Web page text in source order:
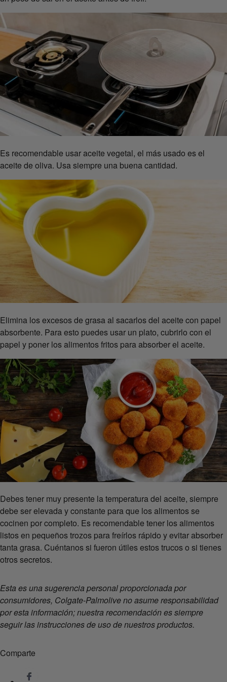
Es recomendable usar aceite vegetal, el más usado es el
aceite de oliva. Usa siempre una buena cantidad.
Elimina los excesos de grasa al sacarlos del aceite con papel
absorbente. Para esto puedes usar un plato, cubrirlo con el
papel y poner los alimentos fritos para absorber el aceite.
Debes tener muy presente la temperatura del aceite, siempre
debe ser elevada y constante para que los alimentos se
cocinen por completo. Es recomendable tener los alimentos
listos en pequeños trozos para freírlos rápido y evitar absorber
tanta grasa. Cuéntanos si fueron útiles estos trucos o si tienes
otros secretos.
Esta es una sugerencia personal proporcionada por
consumidores, Colgate-Palmolive no asume responsabilidad
por esta información; nuestra recomendación es siempre
seguir las instrucciones de uso de nuestros productos.
Comparte